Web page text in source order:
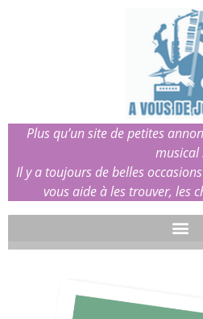
Plus qu’un site de petites
musical
Il y a toujours de belles
vous aide à les trouver, les